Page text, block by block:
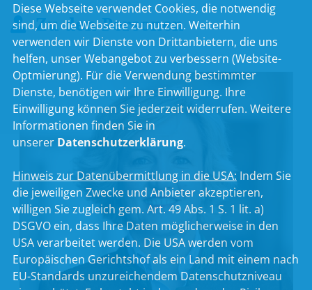
Zu den Personen
Diese Webseite verwendet Cookies, die notwendig
sind, um die Webseite zu nutzen. Weiterhin
verwenden wir Dienste von Drittanbietern, die uns
helfen, unser Webangebot zu verbessern (Website-
Optmierung). Für die Verwendung bestimmter
Dienste, benötigen wir Ihre Einwilligung. Ihre
Einwilligung können Sie jederzeit widerrufen. Weitere
Informationen finden Sie in
unserer Datenschutzerklärung.
Hinweis zur Datenübermittlung in die USA: Indem Sie
die jeweiligen Zwecke und Anbieter akzeptieren,
willigen Sie zugleich gem. Art. 49 Abs. 1 S. 1 lit. a)
DSGVO ein, dass Ihre Daten möglicherweise in den
USA verarbeitet werden. Die USA werden vom
Europäischen Gerichtshof als ein Land mit einem nach
EU-Standards unzureichendem Datenschutzniveau